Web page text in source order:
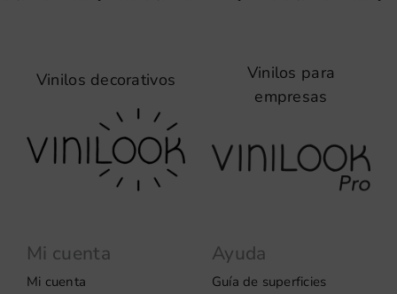
Vinilos decorativos
Mi cuenta
Mi cuenta
Ayuda
Guía de superficies
Vinilos para
empresas